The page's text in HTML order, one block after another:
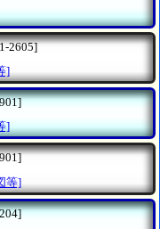
2605]
]
]
等]